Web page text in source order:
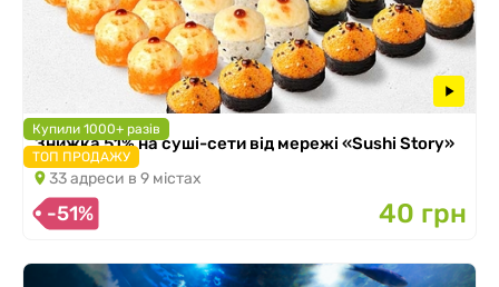
Купили 1000+ разів
ТОП ПРОДАЖУ
Знижка 51% на суші-сети від мережі «Sushi Story»
33 адреси в 9 містах
-51% 40 грн